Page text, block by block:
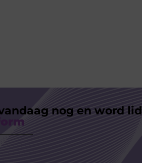
nog en word lid